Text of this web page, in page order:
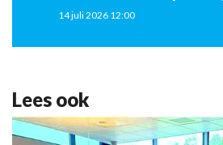
14 juli 2026 12:00
Lees ook